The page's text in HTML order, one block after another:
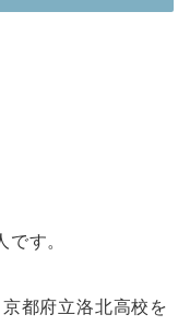
す。
都府立洛北高校を